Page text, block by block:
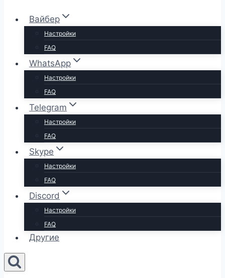
Вайбер
Настройки
FAQ
WhatsApp
Настройки
FAQ
Telegram
Настройки
FAQ
Skype
Настройки
FAQ
Discord
Настройки
FAQ
Другие